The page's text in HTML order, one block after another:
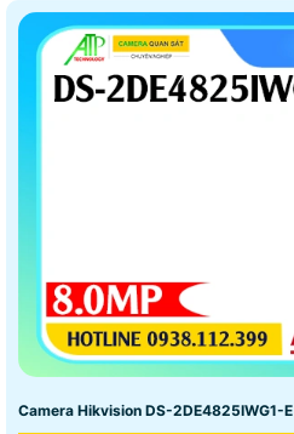
Camera Hikvision DS-2DE4825IWG1-E